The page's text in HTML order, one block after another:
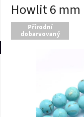
Howlit 6 mm
Přírodní
dobarvovaný